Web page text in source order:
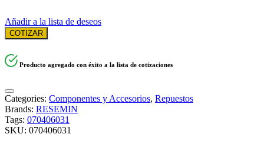
Añadir a la lista de deseos
COTIZAR
Producto agregado con éxito a la lista de cotizaciones
Categories: Componentes y Accesorios, Repuestos
Brands: RESEMIN
Tags: 070406031
SKU: 070406031